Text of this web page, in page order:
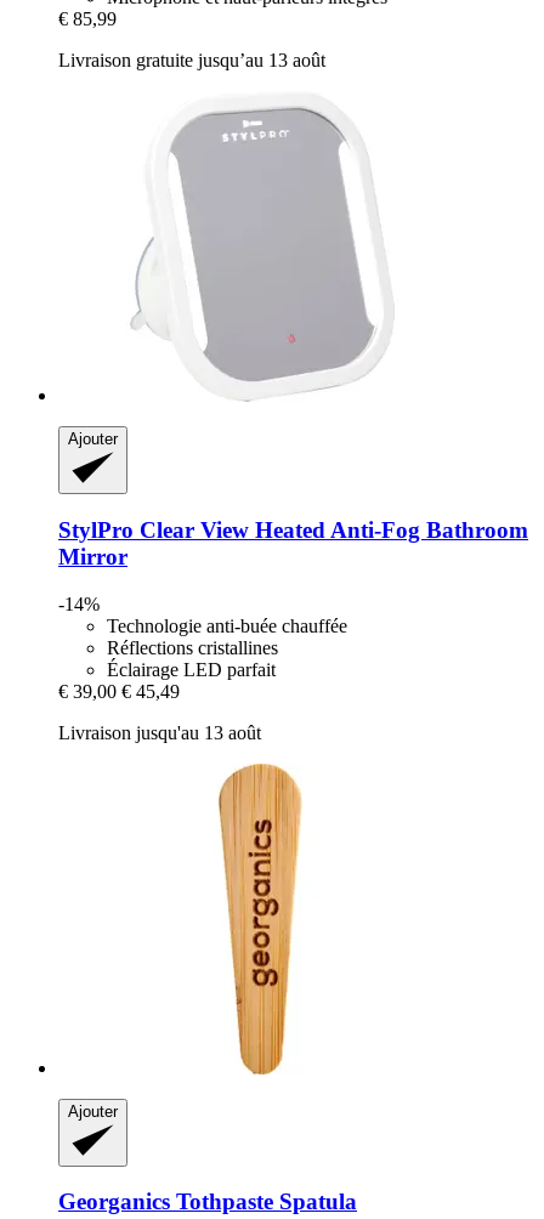
€ 85,99
Livraison gratuite jusqu’au 13 août
Ajouter
StylPro Clear View Heated Anti-​Fog Bathroom
Mirror
-14%
Technologie anti-buée chauffée
Réflections cristallines
Éclairage LED parfait
€ 39,00 € 45,49
Livraison jusqu'au 13 août
Ajouter
Georganics Tothpaste Spatula